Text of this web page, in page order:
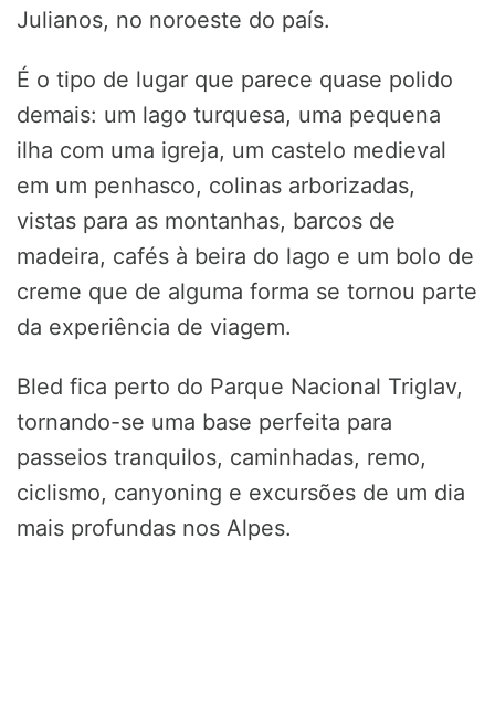
Julianos, no noroeste do país.
É o tipo de lugar que parece quase polido
demais: um lago turquesa, uma pequena
ilha com uma igreja, um castelo medieval
em um penhasco, colinas arborizadas,
vistas para as montanhas, barcos de
madeira, cafés à beira do lago e um bolo de
creme que de alguma forma se tornou parte
da experiência de viagem.
Bled fica perto do Parque Nacional Triglav,
tornando-se uma base perfeita para
passeios tranquilos, caminhadas, remo,
ciclismo, canyoning e excursões de um dia
mais profundas nos Alpes.